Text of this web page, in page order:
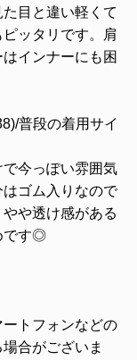
目と違い軽くて
ッタリです。肩
インナーにも困
普段の着用サイ
今っぽい雰囲気
ゴム入りなので
や透け感がある
です◎
トフォンなどの
合がございま